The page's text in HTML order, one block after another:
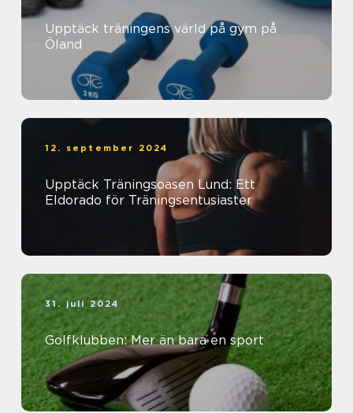
Upptäck träningens värld på gym på
Öland
12. september 2024
Upptäck Träningsoasen Lund: Ett
Eldorado för Träningsentusiaster
31. juli 2024
Golfklubben: Mer än bara en sport